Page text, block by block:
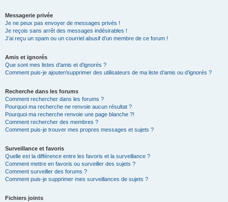
Messagerie privée
Je ne peux pas envoyer de messages privés !
Je reçois sans arrêt des messages indésirables !
J’ai reçu un spam ou un courriel abusif d’un membre de ce forum !
Amis et ignorés
Que sont mes listes d’amis et d’ignorés ?
Comment puis-je ajouter/supprimer des utilisateurs de ma liste d’amis ou d’ignorés ?
Recherche dans les forums
Comment rechercher dans les forums ?
Pourquoi ma recherche ne renvoie aucun résultat ?
Pourquoi ma recherche renvoie une page blanche ?!
Comment rechercher des membres ?
Comment puis-je trouver mes propres messages et sujets ?
Surveillance et favoris
Quelle est la différence entre les favoris et la surveillance ?
Comment mettre en favoris ou surveiller des sujets ?
Comment surveiller des forums ?
Comment puis-je supprimer mes surveillances de sujets ?
Fichiers joints